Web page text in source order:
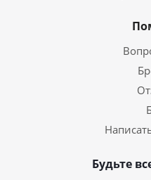
Будьте